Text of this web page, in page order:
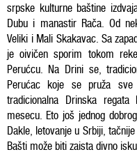
srpske kulturne baštine
Dubu i manastir Rača. Od
Veliki i Mali Skakavac. Sa
je oivičen sporim tokom
Perućcu. Na Drini se,
Perućac koje se pruža
tradicionalna Drinska
mesecu. Eto još jednog
Dakle, letovanje u Srbiji,
Bašti može biti zaista divno